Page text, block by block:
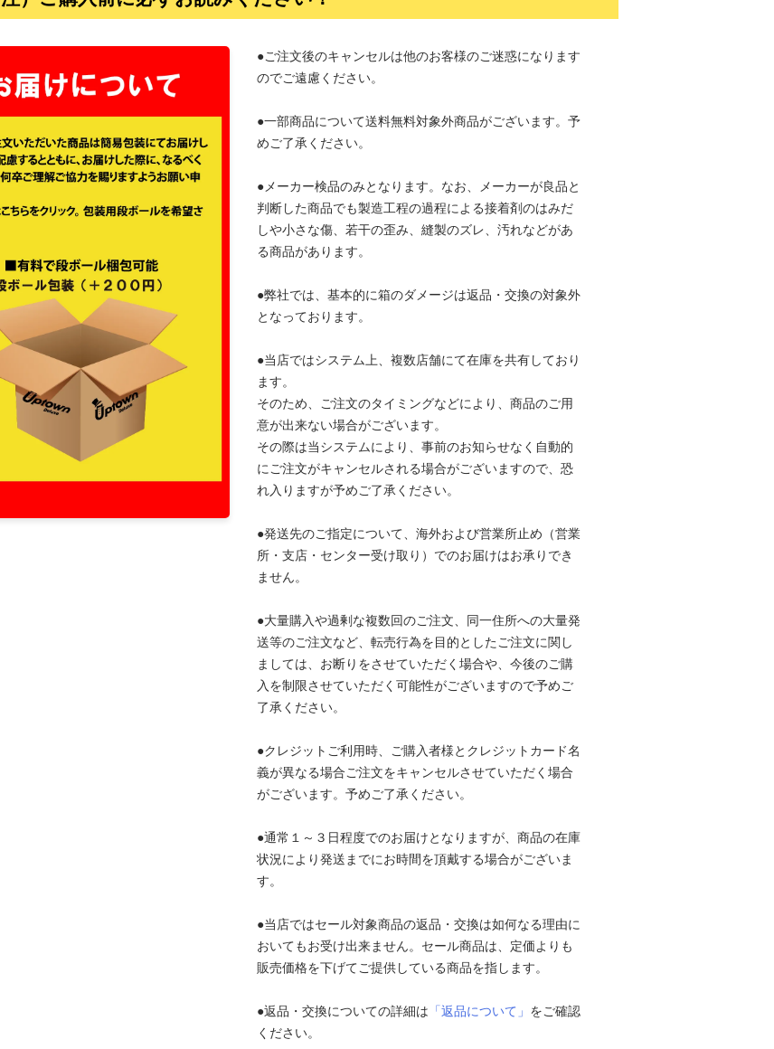
●ご注文後のキャンセルは他のお客様のご迷惑になります
のでご遠慮ください。
●一部商品について送料無料対象外商品がございます。予
めご了承ください。
●メーカー検品のみとなります。なお、メーカーが良品と
判断した商品でも製造工程の過程による接着剤のはみだ
しや小さな傷、若干の歪み、縫製のズレ、汚れなどがあ
る商品があります。
●弊社では、基本的に箱のダメージは返品・交換の対象外
となっております。
●当店ではシステム上、複数店舗にて在庫を共有しており
ます。
そのため、ご注文のタイミングなどにより、商品のご用
意が出来ない場合がございます。
その際は当システムにより、事前のお知らせなく自動的
にご注文がキャンセルされる場合がございますので、恐
れ入りますが予めご了承ください。
●発送先のご指定について、海外および営業所止め（営業
所・支店・センター受け取り）でのお届けはお承りでき
ません。
●大量購入や過剰な複数回のご注文、同一住所への大量発
送等のご注文など、転売行為を目的としたご注文に関し
ましては、お断りをさせていただく場合や、今後のご購
入を制限させていただく可能性がございますので予めご
了承ください。
●クレジットご利用時、ご購入者様とクレジットカード名
義が異なる場合ご注文をキャンセルさせていただく場合
がございます。予めご了承ください。
●通常１～３日程度でのお届けとなりますが、商品の在庫
状況により発送までにお時間を頂戴する場合がございま
す。
●当店ではセール対象商品の返品・交換は如何なる理由に
おいてもお受け出来ません。セール商品は、定価よりも
販売価格を下げてご提供している商品を指します。
●返品・交換についての詳細は 「返品について」 をご確認
ください。